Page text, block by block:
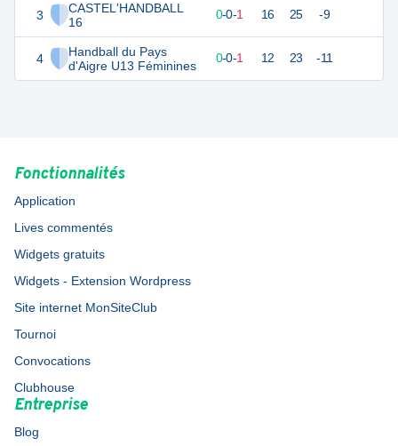
3
CASTEL'HANDBALL
16
4
Handball du Pays
d'Aigre U13 Féminines
1 0-0-1 16 25 -9
1 0-0-1 12 23 -11
Fonctionnalités
Application
Lives commentés
Widgets gratuits
Widgets - Extension Wordpress
Site internet MonSiteClub
Tournoi
Convocations
Clubhouse
Entreprise
Blog